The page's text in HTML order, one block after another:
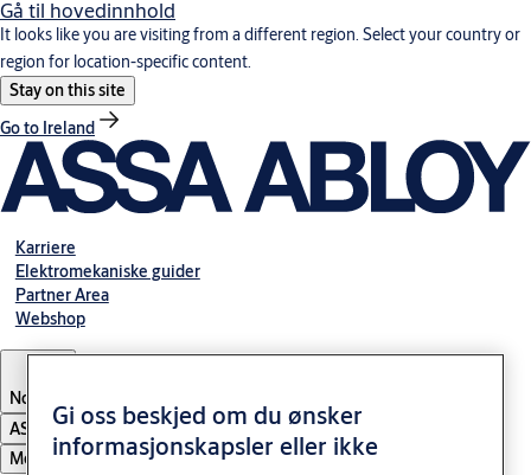
Gå til hovedinnhold
It looks like you are visiting from a different region. Select your country or
region for location-specific content.
Stay on this site
Go to Ireland
Karriere
Elektromekaniske guider
Partner Area
Webshop
Norway
ASSA ABLOY Group
Meny
Gi oss beskjed om du ønsker
informasjonskapsler eller ikke